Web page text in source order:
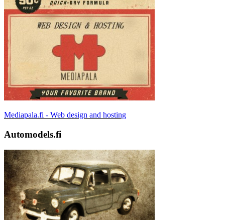
Mediapala.fi - Web design and hosting
Automodels.fi